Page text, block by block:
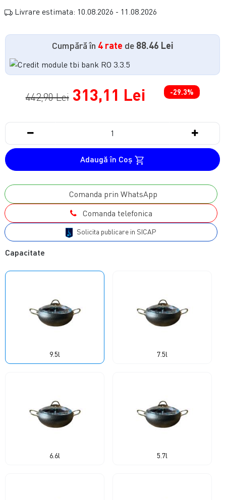
Livrare estimata: 10.08.2026 - 11.08.2026
Cumpără în 4 rate de 88.46 Lei
442,90 Lei 313,11 Lei -29.3%
Adaugă în Coş
Comanda prin WhatsApp
Comanda telefonica
Solicita publicare in SICAP
Capacitate
9.5l 7.5l
6.6l 5.7l